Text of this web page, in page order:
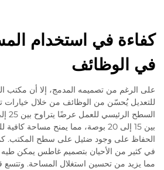
كفاءة في استخدام
في الوظائف
على الرغم من تصميمه المدمج، إلا أن مكتب
للتعديل يُحسّن من الوظائف من خلال خيارات
بين 15 إلى 20 بوصة، مما يمنح مساحة
الحفاظ على وجود ضئيل على سطح المكتب. كما
في كثير من الأحيان بتصميم غاطس يمكن طيه
مما يزيد من تحسين استغلال المساحة. وتتسع